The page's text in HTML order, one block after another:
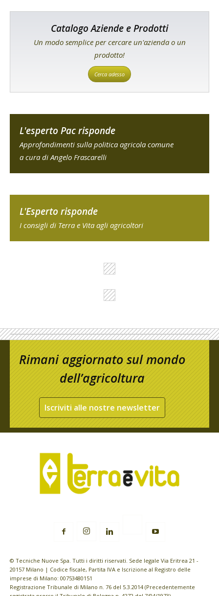
Catalogo Aziende e Prodotti
Un modo semplice per cercare un'azienda o un
prodotto!
Cerca adesso
L'esperto Pac risponde
Approfondimenti sulla politica agricola comune
a cura di Angelo Frascarelli
L'Esperto risponde
I consigli di Terra e Vita agli agricoltori
Rimani aggiornato sul mondo
dell’agricoltura
Iscriviti alle nostre newsletter
© Tecniche Nuove Spa. Tutti i diritti riservati. Sede legale Via Eritrea 21 -
20157 Milano | Codice fiscale, Partita IVA e Iscrizione al Registro delle
imprese di Milano: 00753480151
Registrazione Tribunale di Milano n. 76 del 5.3.2014 (Precedentemente